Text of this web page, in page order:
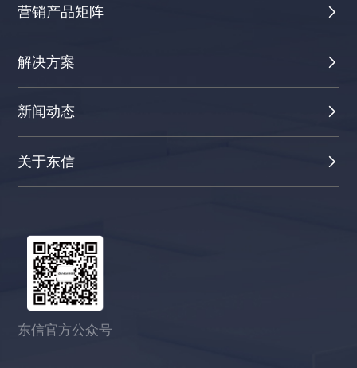
营销产品矩阵
解决方案
新闻动态
关于东信
东信官方公众号